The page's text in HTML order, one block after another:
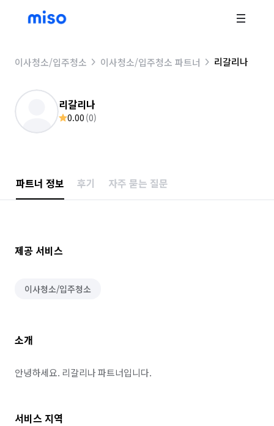
이사청소/입주청소 이사청소/입주청소 파트너 리갈리나
리갈리나
0.00 (0)
파트너 정보 후기 자주 묻는 질문
제공 서비스
이사청소/입주청소
소개
안녕하세요. 리갈리나 파트너입니다.
서비스 지역